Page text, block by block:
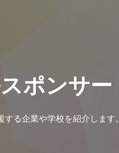
ポンサー
る企業や学校を紹介します。